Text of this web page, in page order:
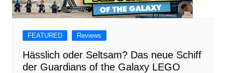
FEATURED Reviews
Hässlich oder Seltsam? Das neue Schiff
der Guardians of the Galaxy LEGO